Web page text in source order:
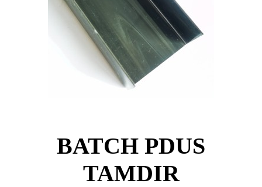
BATCH PDUS
TAMDIR